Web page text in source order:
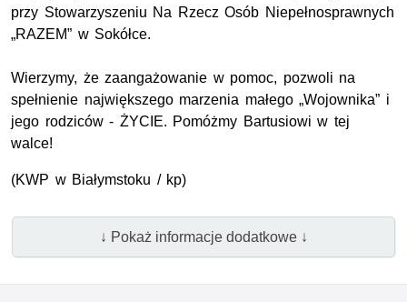
przy Stowarzyszeniu Na Rzecz Osób Niepełnosprawnych
„RAZEM” w Sokółce.
Wierzymy, że zaangażowanie w pomoc, pozwoli na
spełnienie największego marzenia małego „Wojownika” i
jego rodziców - ŻYCIE. Pomóżmy Bartusiowi w tej
walce!
(KWP w Białymstoku / kp)
↓ Pokaż informacje dodatkowe ↓